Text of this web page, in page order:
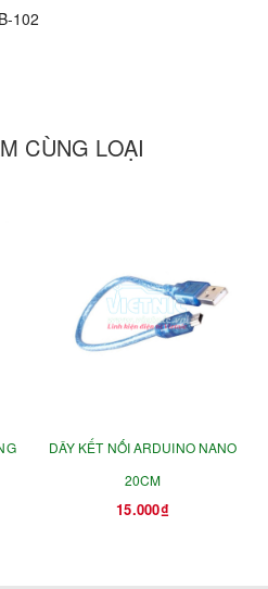
102
CÙNG LOẠI
DÂY KẾT NỐI ARDUINO NANO
20CM
15.000₫